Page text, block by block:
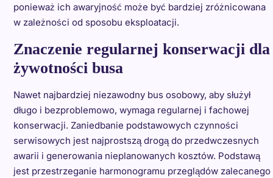
ponieważ ich awaryjność może być bardziej zróżnicowana
w zależności od sposobu eksploatacji.
Znaczenie regularnej konserwacji dla
żywotności busa
Nawet najbardziej niezawodny bus osobowy, aby służył
długo i bezproblemowo, wymaga regularnej i fachowej
konserwacji. Zaniedbanie podstawowych czynności
serwisowych jest najprostszą drogą do przedwczesnych
awarii i generowania nieplanowanych kosztów. Podstawą
jest przestrzeganie harmonogramu przeglądów zalecanego